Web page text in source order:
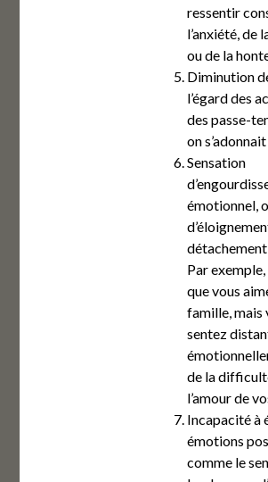
ressentir
l’anxiété, de
ou de la
Diminution
l’égard des
des passe-
on
Sensation
émotionnel,
détachement
Par
que vous
famille, mais
sentez
de la
l’amour de
Incapacité à
émotions
comme le